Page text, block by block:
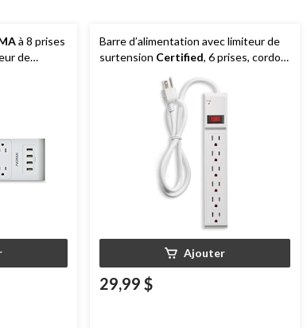
à 8 prises
de
Barre d’alimentation avec limiteur de
surtension Certified, 6 prises, cordon
Ajouter
29,99 $